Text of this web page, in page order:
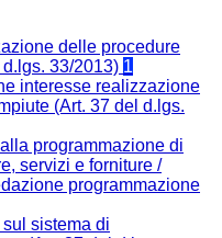
delle procedure
33/2013) 1
interesse realizzazione
(Art. 37 del d.lgs.
programmazione di
servizi e forniture /
programmazione
sistema di